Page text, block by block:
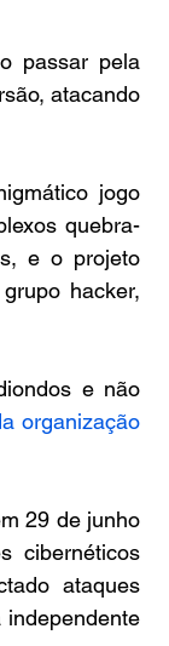
passar pela
atacando
jogo
quebra-
e o projeto
hacker,
e não
organização
29 de junho
cibernéticos
ataques